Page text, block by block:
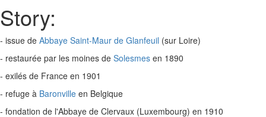
Story:
- issue de Abbaye Saint-Maur de Glanfeuil (sur Loire)
- restaurée par les moines de Solesmes en 1890
- exilés de France en 1901
- refuge à Baronville en Belgique
- fondation de l'Abbaye de Clervaux (Luxembourg) en 1910